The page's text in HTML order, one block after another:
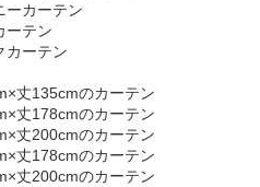
ーカーテン
ーテン
カーテン
丈135cmのカーテン
丈178cmのカーテン
丈200cmのカーテン
丈178cmのカーテン
丈200cmのカーテン